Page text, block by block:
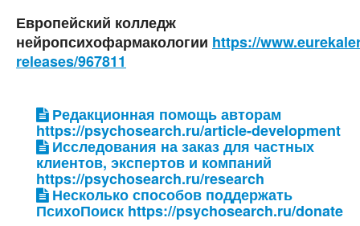
Европейский колледж
нейропсихофармакологии https://
releases/967811
Редакционная помощь авторам
https://psychosearch.ru/article-development
Исследования на заказ для частных
клиентов, экспертов и компаний
https://psychosearch.ru/research
Несколько способов поддержать
ПсихоПоиск https://psychosearch.ru/donate